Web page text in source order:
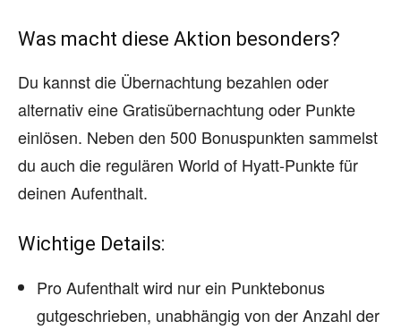
Was macht diese Aktion besonders?
Du kannst die Übernachtung bezahlen oder
alternativ eine Gratisübernachtung oder Punkte
einlösen. Neben den 500 Bonuspunkten sammelst
du auch die regulären World of Hyatt-Punkte für
deinen Aufenthalt.
Wichtige Details:
Pro Aufenthalt wird nur ein Punktebonus
gutgeschrieben, unabhängig von der Anzahl der